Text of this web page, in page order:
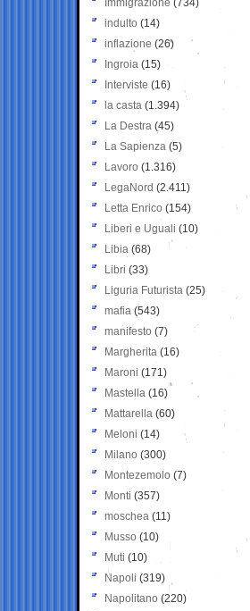
Immigrazione (734)
indulto (14)
inflazione (26)
Ingroia (15)
Interviste (16)
la casta (1.394)
La Destra (45)
La Sapienza (5)
Lavoro (1.316)
LegaNord (2.411)
Letta Enrico (154)
Liberi e Uguali (10)
Libia (68)
Libri (33)
Liguria Futurista (25)
mafia (543)
manifesto (7)
Margherita (16)
Maroni (171)
Mastella (16)
Mattarella (60)
Meloni (14)
Milano (300)
Montezemolo (7)
Monti (357)
moschea (11)
Musso (10)
Muti (10)
Napoli (319)
Napolitano (220)